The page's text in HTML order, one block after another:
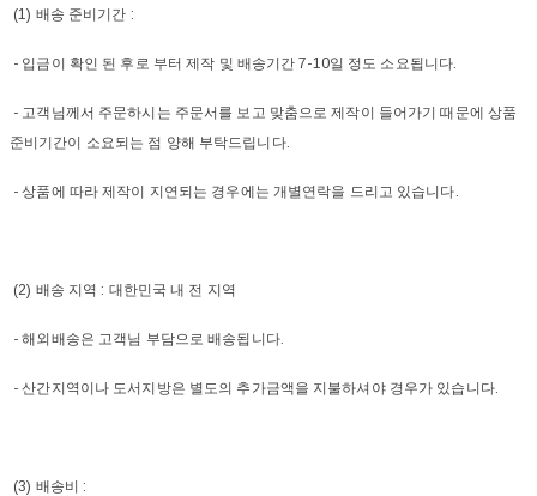
(1) 배송 준비기간 :
- 입금이 확인 된 후로 부터 제작 및 배송기간 7-10일 정도 소요됩니다.
- 고객님께서 주문하시는 주문서를 보고 맞춤으로 제작이 들어가기 때문에 상품
준비기간이 소요되는 점 양해 부탁드립니다.
- 상품에 따라 제작이 지연되는 경우에는 개별연락을 드리고 있습니다.
(2) 배송 지역 : 대한민국 내 전 지역
- 해외배송은 고객님 부담으로 배송됩니다.
- 산간지역이나 도서지방은 별도의 추가금액을 지불하셔야 경우가 있습니다.
(3) 배송비 :